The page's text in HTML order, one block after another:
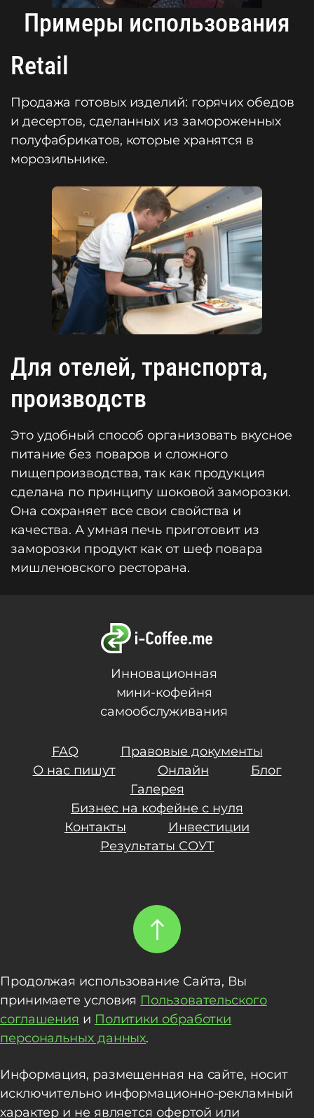
Примеры использования
Retail
Продажа готовых изделий: горячих обедов
и десертов, сделанных из замороженных
полуфабрикатов, которые хранятся в
морозильнике.
Для отелей, транспорта,
производств
Это удобный способ организовать вкусное
питание без поваров и сложного
пищепроизводства, так как продукция
сделана по принципу шоковой заморозки.
Она сохраняет все свои свойства и
качества. А умная печь приготовит из
заморозки продукт как от шеф повара
мишленовского ресторана.
Инновационная
мини-кофейня
самообслуживания
FAQ
Правовые документы
О нас пишут
Онлайн
Блог
Галерея
Бизнес на кофейне с нуля
Контакты
Инвестиции
Результаты СОУТ
Продолжая использование Сайта, Вы
принимаете условия Пользовательского
соглашения и Политики обработки
персональных данных.
Информация, размещенная на сайте, носит
исключительно информационно-рекламный
характер и не является офертой или